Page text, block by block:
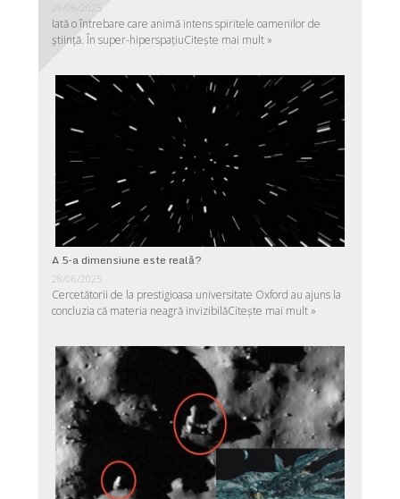
29/06/2025
Iată o întrebare care animă intens spiritele oamenilor de
ştiinţă. În super-hiperspaţiuCitește mai mult »
A 5-a dimensiune este reală?
28/06/2025
Cercetătorii de la prestigioasa universitate Oxford au ajuns la
concluzia că materia neagră invizibilăCitește mai mult »